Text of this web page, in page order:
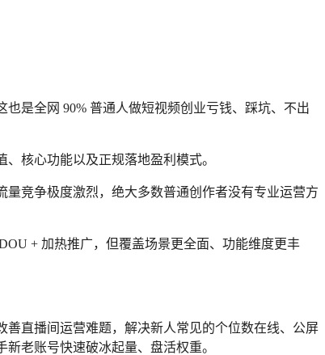
是全网 90% 普通人做短视频创业亏钱、踩坑、不出
核心功能以及正规落地盈利模式。
竞争极度激烈，绝大多数普通创作者没有专业运营方
+ 加热推广，但覆盖场景更全面、功能维度更丰
直播间运营难题，解决新人常见的个位数在线、公屏
老账号快速破冰起量、盘活权重。